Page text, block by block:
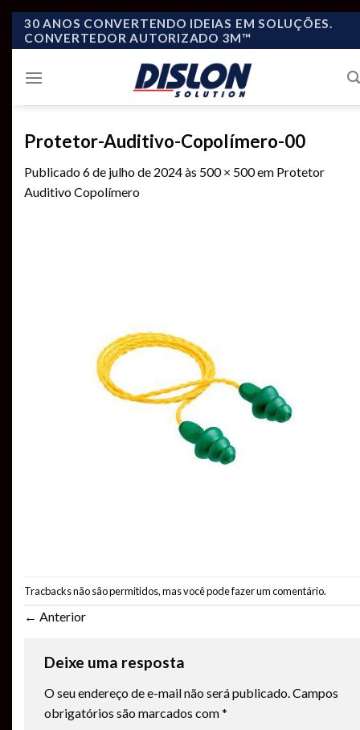
Skip
30 ANOS CONVERTENDO IDEIAS EM SOLUÇÕES.
CONVERTEDOR AUTORIZADO 3M™
Protetor-Auditivo-Copolímero-00
Publicado6 de julho de 2024às 500 × 500em Protetor
Auditivo Copolímero
Tracbacks não são permitidos, mas você podefazer um comentário.
← Anterior
Deixe uma resposta
O seu endereço de e-mail não será publicado.Campos
obrigatórios são marcados com*